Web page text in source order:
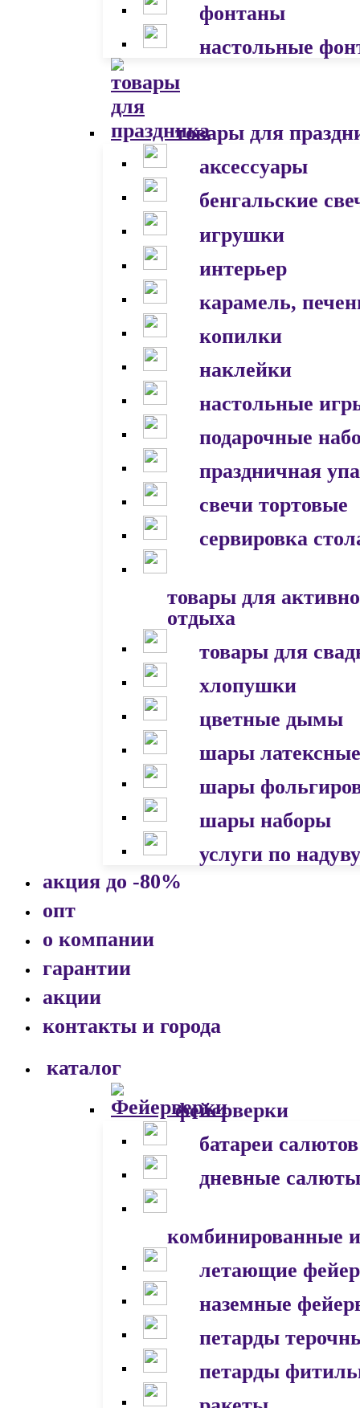
фонтаны
настольные
товары для
аксессуары
бенгальские
игрушки
интерьер
карамель,
копилки
наклейки
настольные
подарочные
праздничная
свечи тортовые
сервировка
товары для
отдыха
товары для
хлопушки
цветные дымы
шары латексные
шары
шары наборы
услуги по надуву
акция до -80%
опт
о компании
гарантии
акции
контакты и города
каталог
фейерверки
батареи салютов
дневные салюты
комбинированные
летающие
наземные
петарды
петарды